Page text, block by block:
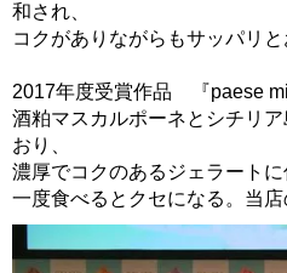
和され、
コクがありながらもサッパリと
2017年度受賞作品 『paese
酒粕マスカルポーネとシチリ
おり、
濃厚でコクのあるジェラートに
一度食べるとクセになる。当店